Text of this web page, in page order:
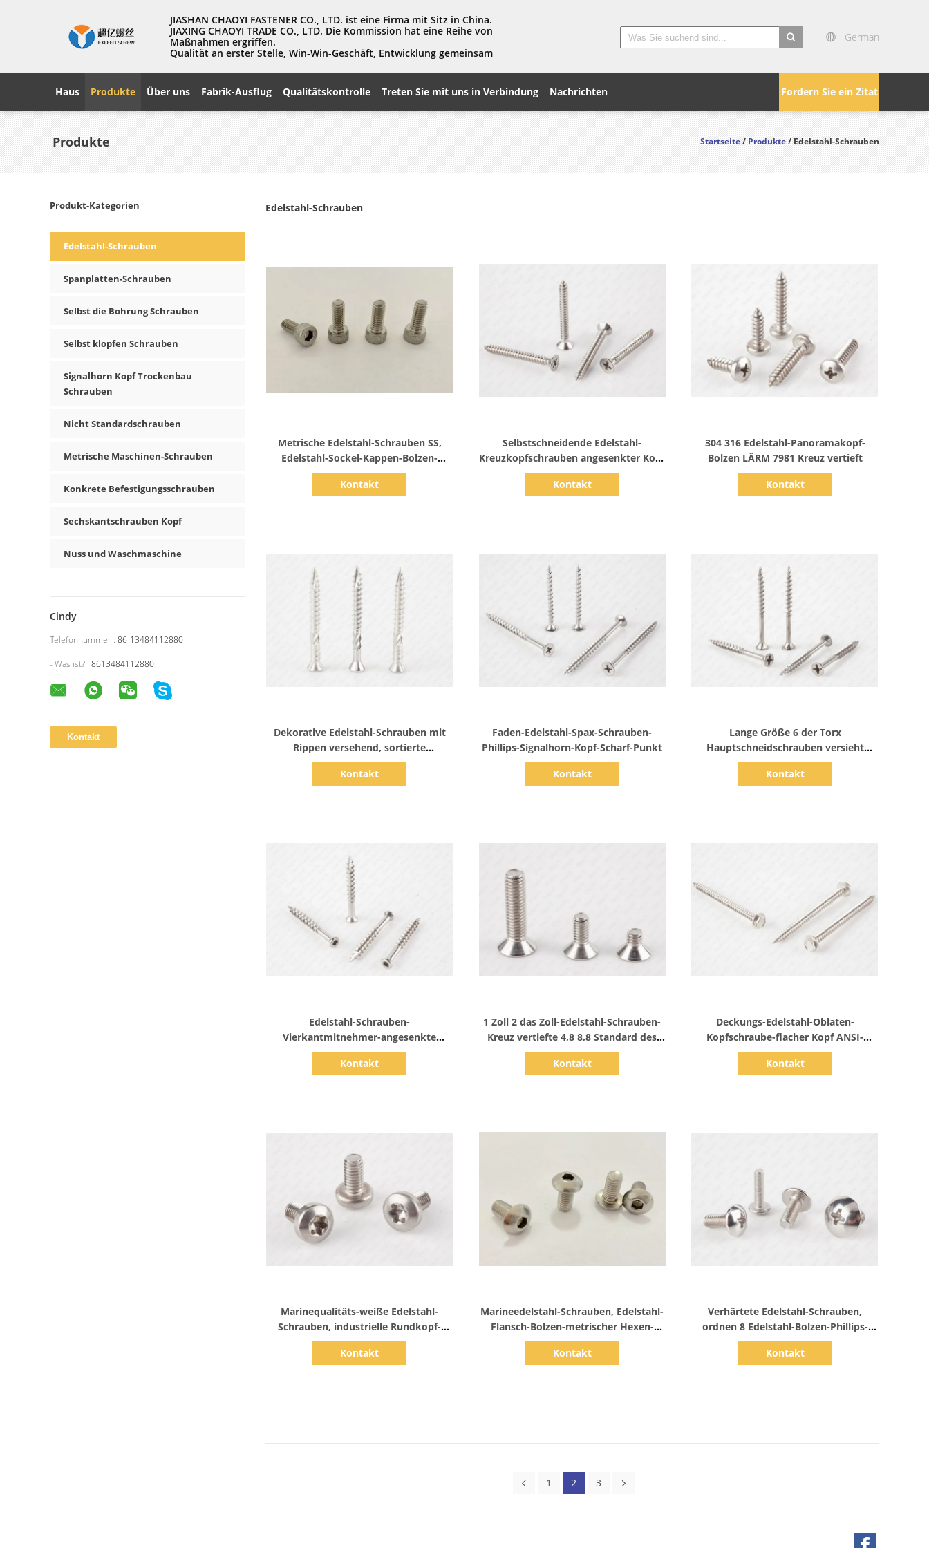
JIASHAN CHAOYI FASTENER CO., LTD. ist eine Firma mit Sitz in China.
JIAXING CHAOYI TRADE CO., LTD. Die Kommission hat eine Reihe von
Maßnahmen ergriffen.
Qualität an erster Stelle, Win-Win-Geschäft, Entwicklung gemeinsam
German
Fordern Sie ein Zitat
Haus Produkte Über uns Fabrik-Ausflug Qualitätskontrolle Treten Sie mit uns in Verbindung Nachrichten
Produkte Startseite/Produkte/ Edelstahl-Schrauben
Produkt-Kategorien
Edelstahl-Schrauben
Spanplatten-Schrauben
Selbst die Bohrung Schrauben
Selbst klopfen Schrauben
Signalhorn Kopf Trockenbau
Schrauben
Nicht Standardschrauben
Metrische Maschinen-Schrauben
Konkrete Befestigungsschrauben
Sechskantschrauben Kopf
Nuss und Waschmaschine
Cindy
Telefonnummer : 86-13484112880
- Was ist? : 8613484112880
Edelstahl-Schrauben
Metrische Edelstahl-Schrauben SS,
Edelstahl-Sockel-Kappen-Bolzen-
Präzision zylinderförmig
Kontakt
Selbstschneidende Edelstahl-
Kreuzkopfschrauben angesenkter Kopf
ein b-Punkt
Kontakt
304 316 Edelstahl-Panoramakopf-
Bolzen LÄRM 7981 Kreuz vertieft
Kontakt
Dekorative Edelstahl-Schrauben mit
Rippen versehend, sortierte
Spanplatte 316 Edelstahl-Plattform-
Schrauben
Kontakt
Faden-Edelstahl-Spax-Schrauben-
Phillips-Signalhorn-Kopf-Scharf-Punkt
Kontakt
Lange Größe 6 der Torx
Hauptschneidschrauben versieht
LÄRM Standard mit Rippen
Kontakt
Edelstahl-Schrauben-
Vierkantmitnehmer-angesenkte
Hauptmarinequalität SS 304
Kontakt
1 Zoll 2 das Zoll-Edelstahl-Schrauben-
Kreuz vertiefte 4,8 8,8 Standard des
Grad-DIN965
Kontakt
Deckungs-Edelstahl-Oblaten-
Kopfschraube-flacher Kopf ANSI-
Standard A4 A2
Kontakt
Marinequalitäts-weiße Edelstahl-
Schrauben, industrielle Rundkopf-
Schrauben
Kontakt
Marineedelstahl-Schrauben, Edelstahl-
Flansch-Bolzen-metrischer Hexen-
Antrieb
Kontakt
Verhärtete Edelstahl-Schrauben,
ordnen 8 Edelstahl-Bolzen-Phillips-
Antriebs-Binder-Kopf
Kontakt
1 2 3